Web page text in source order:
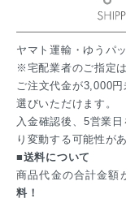
ヤマト運輸・ゆうパ
※宅配業者のご指定
ご注文代金が3,000
選びいただけます。
入金確認後、5営業
り変動する可能性が
■送料について
商品代金の合計金額
料！